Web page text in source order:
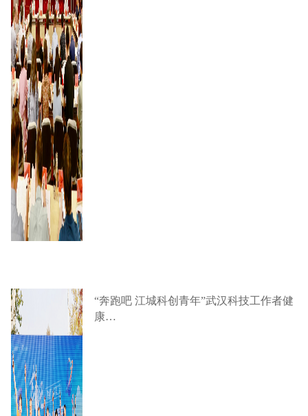
“奔跑吧 江城科创青年”武汉科技工作者健
康…